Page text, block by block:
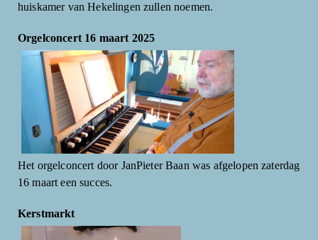
huiskamer van Hekelingen zullen noemen.
Orgelconcert 16 maart 2025
Het orgelconcert door JanPieter Baan was afgelopen zaterdag
16 maart een succes.
Kerstmarkt